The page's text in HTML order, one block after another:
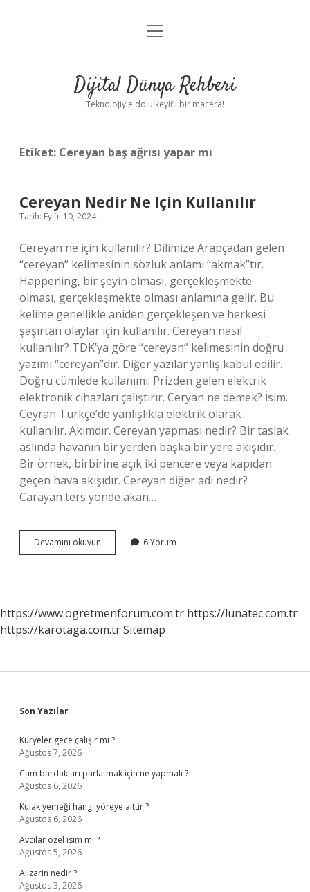
Anasayfa
Yasal Uyarı
menüyü
Dijital Dünya Rehberi
Teknolojiyle dolu keyifli bir macera!
Etiket: Cereyan baş ağrısı yapar mı
Cereyan Nedir Ne Için Kullanılır
Tarih: Eylül 10, 2024
Cereyan ne için kullanılır? Dilimize Arapçadan gelen
“cereyan” kelimesinin sözlük anlamı “akmak”tır.
Happening, bir şeyin olması, gerçekleşmekte
olması, gerçekleşmekte olması anlamına gelir. Bu
kelime genellikle aniden gerçekleşen ve herkesi
şaşırtan olaylar için kullanılır. Cereyan nasıl
kullanılır? TDK’ya göre “cereyan” kelimesinin doğru
yazımı “cereyan”dır. Diğer yazılar yanlış kabul edilir.
Doğru cümlede kullanımı: Prizden gelen elektrik
elektronik cihazları çalıştırır. Ceryan ne demek? İsim.
Ceyran Türkçe’de yanlışlıkla elektrik olarak
kullanılır. Akımdır. Cereyan yapması nedir? Bir taslak
aslında havanın bir yerden başka bir yere akışıdır.
Bir örnek, birbirine açık iki pencere veya kapıdan
geçen hava akışıdır. Cereyan diğer adı nedir?
Carayan ters yönde akan…
Devamını okuyun Cereyan
Nedir
6 Yorum
https://www.ogretmenforum.com.tr https://lunatec.com.tr
https://karotaga.com.trSitemap
Sidebar
Son Yazılar
Kuryeler gece çalışır mı ?
Ağustos 7, 2026
Cam bardakları parlatmak için ne yapmalı ?
Ağustos 6, 2026
Kulak yemeği hangi yöreye aittir ?
Ağustos 6, 2026
Avcılar özel isim mi ?
Ağustos 5, 2026
Alizarin nedir ?
Ağustos 3, 2026